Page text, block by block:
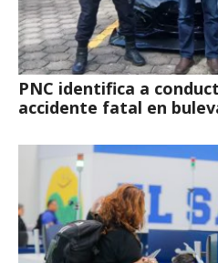
PNC identifica a
accidente fatal en